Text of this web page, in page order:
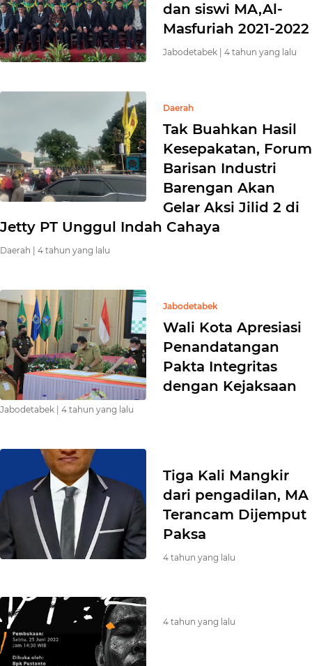
dan siswi MA,Al-
Masfuriah 2021-2022
Jabodetabek | 4 tahun yang lalu
Daerah
Tak Buahkan Hasil
Kesepakatan, Forum
Barisan Industri
Barengan Akan
Gelar Aksi Jilid 2 di
Jetty PT Unggul Indah Cahaya
Daerah | 4 tahun yang lalu
Jabodetabek
Wali Kota Apresiasi
Penandatangan
Pakta Integritas
dengan Kejaksaan
Jabodetabek | 4 tahun yang lalu
Tiga Kali Mangkir
dari pengadilan, MA
Terancam Dijemput
Paksa
4 tahun yang lalu
4 tahun yang lalu